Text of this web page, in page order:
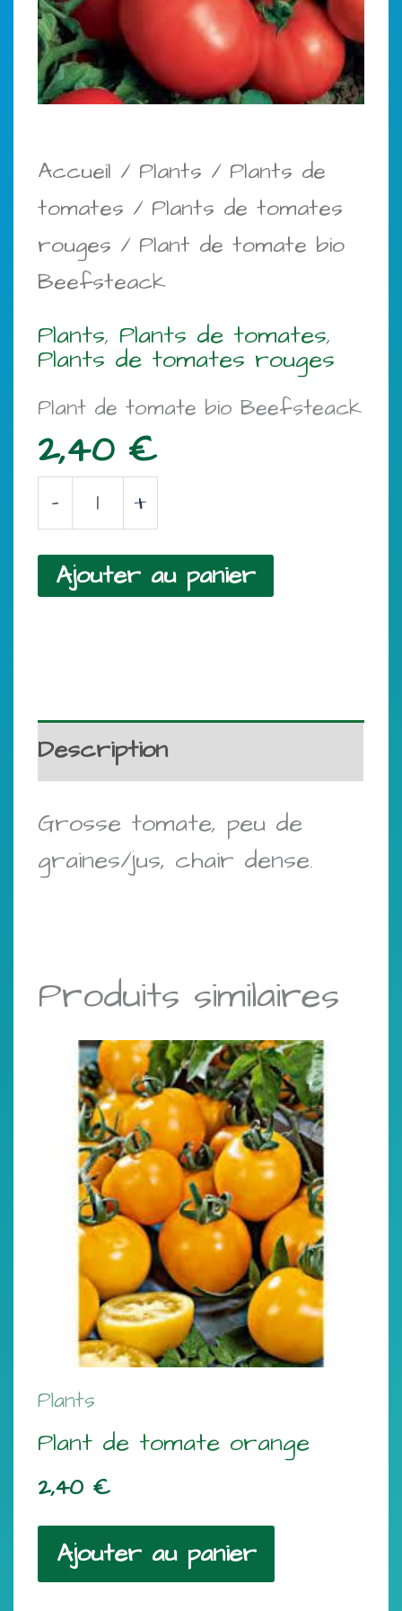
Accueil / Plants / Plants de
tomates / Plants de tomates
rouges / Plant de tomate bio
Beefsteack
Plants, Plants de tomates,
Plants de tomates rouges
Plant de tomate bio Beefsteack
2,40€
-
quantité
de
Plant
de
Beefsteack
+
Ajouter au panier
Description
Grosse tomate, peu de
graines/jus, chair dense.
Produits similaires
Plants
Plant de tomate orange
2,40 €
Ajouter au panier